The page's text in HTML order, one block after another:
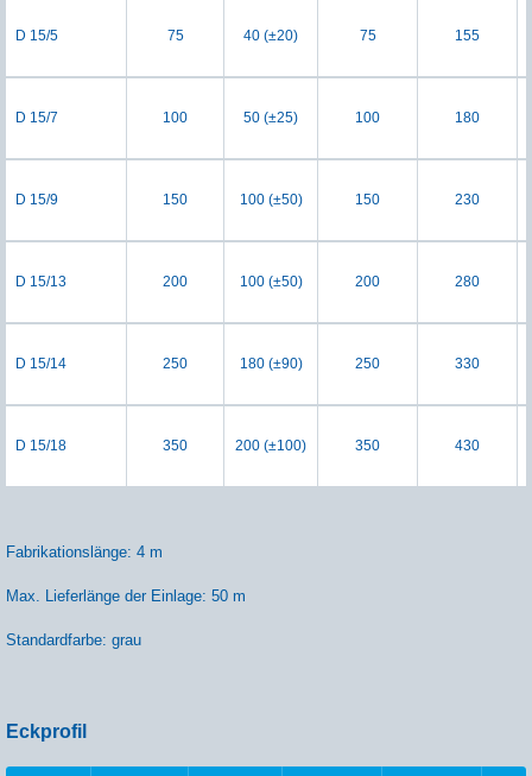
D 15/5 75 40 (±20) 75 155
D 15/7 100 50 (±25) 100 180
D 15/9 150 100 (±50) 150 230
D 15/13 200 100 (±50) 200 280
D 15/14 250 180 (±90) 250 330
D 15/18 350 200 (±100) 350 430
Fabrikationslänge: 4 m
Max. Lieferlänge der Einlage: 50 m
Standardfarbe: grau
Eckprofil